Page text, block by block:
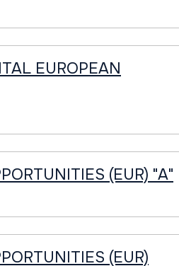
EUROPEAN
(EUR) "A"
(EUR)